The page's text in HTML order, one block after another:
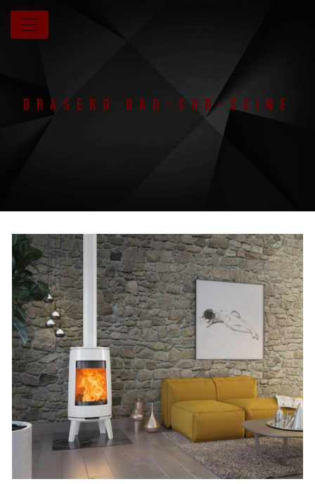
Panneau de gestion des cookies
Brasero Bar-Sur-Seine